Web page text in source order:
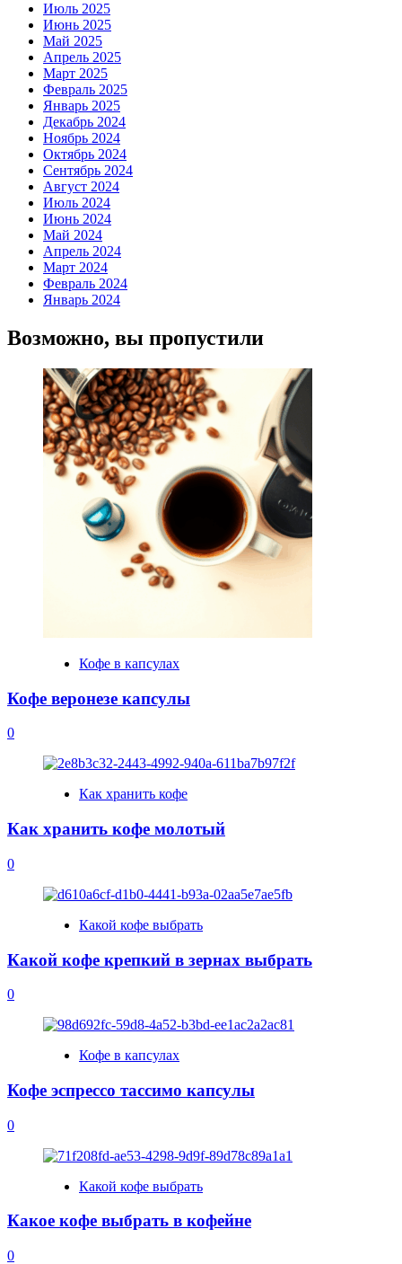
Июль 2025
Июнь 2025
Май 2025
Апрель 2025
Март 2025
Февраль 2025
Январь 2025
Декабрь 2024
Ноябрь 2024
Октябрь 2024
Сентябрь 2024
Август 2024
Июль 2024
Июнь 2024
Май 2024
Апрель 2024
Март 2024
Февраль 2024
Январь 2024
Возможно, вы пропустили
Кофе в капсулах
Кофе веронезе капсулы
0
Как хранить кофе
Как хранить кофе молотый
0
Какой кофе выбрать
Какой кофе крепкий в зернах выбрать
0
Кофе в капсулах
Кофе эспрессо тассимо капсулы
0
Какой кофе выбрать
Какое кофе выбрать в кофейне
0